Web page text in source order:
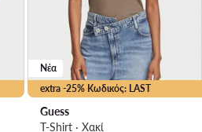
extra -25% Κωδικός: LAST
Νέα
Guess
T-Shirt · Χακί